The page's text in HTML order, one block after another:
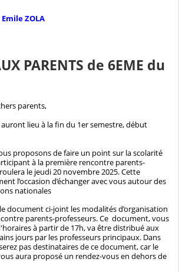
ZOLA
PARENTS de 6EME du
parents,
auront lieu à la fin du 1er semestre, début
proposons de faire un point sur la scolarité
à la première rencontre parents-
le jeudi 20 novembre 2025. Cette
l’occasion d’échanger avec vous autour des
nationales
document ci-joint les modalités d’organisation
parents-professeurs. Ce document, vous
à partir de 17h, va être distribué aux
jours par les professeurs principaux. Dans
pas destinataires de ce document, car le
aura proposé un rendez-vous en dehors de